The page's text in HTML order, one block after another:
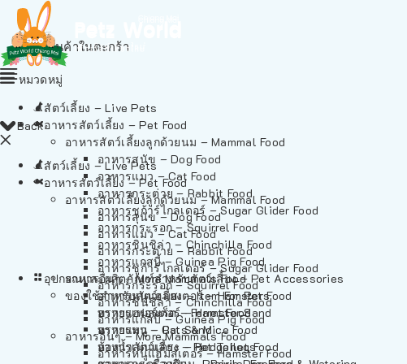
ไม่มีสินค้าในตะกร้า
Back
สัตว์เลี้ยง – Live Pets
อาหารสัตว์เลี้ยง – Pet Food
อาหารสัตว์เลี้ยงลูกด้วยนม – Mammal Food
อาหารสุนัข – Dog Food
อาหารแมว – Cat Food
อาหารกระต่าย – Rabbit Food
อาหารชูก้าร์ไกลเดอร์ – Sugar Glider Food
อาหารกระรอก – Squirrel Food
อาหารชินชิล่า – Chinchilla Food
อาหารแกสบี้ – Guinea Pig Food
อาหารอื่นๆ – More Mammals Food
อาหารหนูแฮมสเตอร์ – Hamster Food
หมวดหมู่
สัตว์เลี้ยง – Live Pets
อาหารสัตว์เลี้ยง – Pet Food
อาหารสัตว์เลี้ยงลูกด้วยนม – Mammal Food
อาหารสุนัข – Dog Food
อาหารแมว – Cat Food
อาหารกระต่าย – Rabbit Food
อาหารชูก้าร์ไกลเดอร์ – Sugar Glider Food
อาหารกระรอก – Squirrel Food
อาหารชินชิล่า – Chinchilla Food
อาหารแกสบี้ – Guinea Pig Food
อาหารอื่นๆ – More Mammals Food
อาหารหนูแฮมสเตอร์ – Hamster Food
อาหารเฟอร์เร็ต – Ferret Food
อาหารหนู – Rats & Mice Food
อาหารเม่นแคระ – Hedgehog Food
อุปกรณและผลิตภัณฑ์สำหรับสัตว์เลี้ยง – Pet Accessories
ของใช้สำหรับสัตว์เลี้ยง – Item For Pets
ทรายแฮมสเตอร์ – Hamster Sand
ทรายแมว – Cat Sand
ห้องน้ำสัตว์เลี้ยง – Pet Toilets